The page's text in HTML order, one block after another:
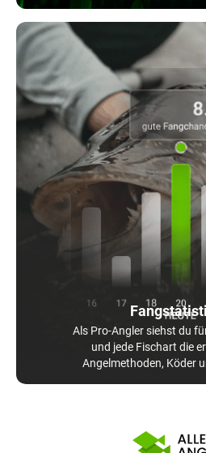
Als Pro-Angler siehst du
und jede Fischart die
Angelmethoden, Köder